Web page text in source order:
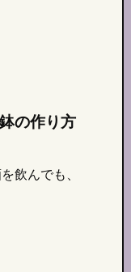
の作り方
飲んでも、